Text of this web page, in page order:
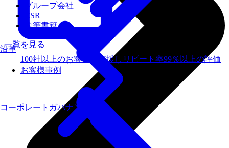
グループ会社
CSR
執筆書籍
一覧を見る
沿革
100社以上のお客様を支援しリピート率99％以上の評価
お客様事例
コーポレートガバナンス